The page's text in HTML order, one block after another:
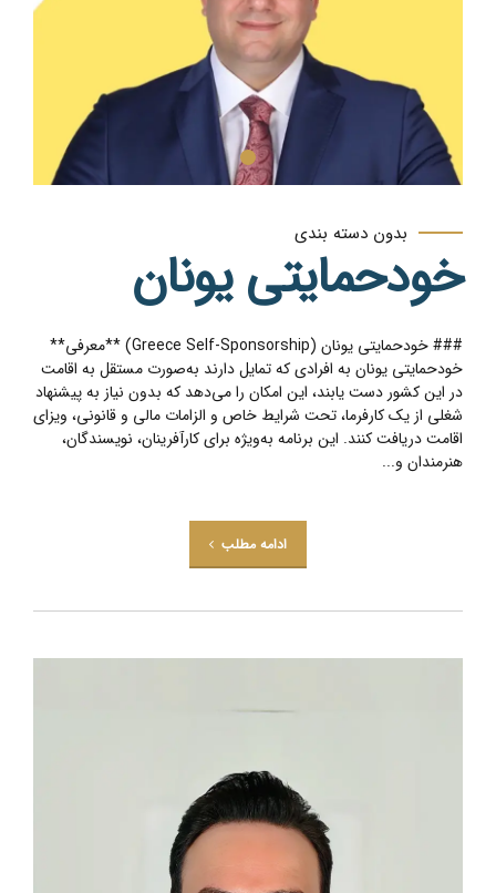
بدون دسته بندی
خودحمایتی یونان
### خودحمایتی یونان (Greece Self-Sponsorship) **معرفی**
خودحمایتی یونان به افرادی که تمایل دارند به‌صورت مستقل به اقامت
در این کشور دست یابند، این امکان را می‌دهد که بدون نیاز به پیشنهاد
شغلی از یک کارفرما، تحت شرایط خاص و الزامات مالی و قانونی، ویزای
اقامت دریافت کنند. این برنامه به‌ویژه برای کارآفرینان، نویسندگان،
هنرمندان و...
ادامه مطلب